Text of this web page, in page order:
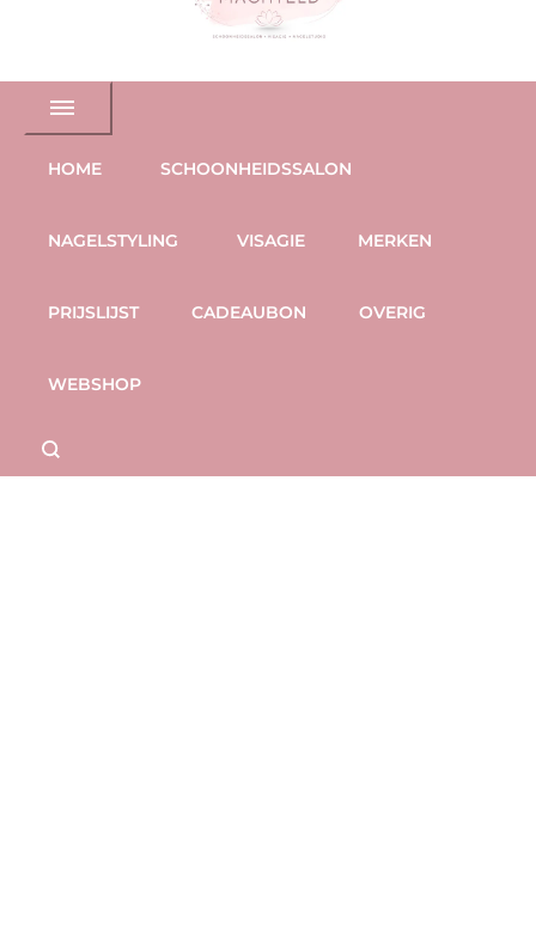
HOME SCHOONHEIDSSALON
NAGELSTYLING VISAGIE MERKEN
PRIJSLIJST CADEAUBON OVERIG
WEBSHOP